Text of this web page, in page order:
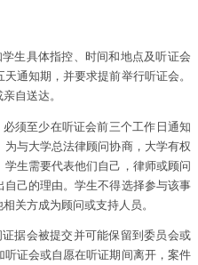
生具体指控、时间和地点及听证会
通知期，并要求提前举行听证会。
自送达。
须至少在听证会前三个工作日通知
与大学总法律顾问协商，大学有权
生需要代表他们自己，律师或顾问
己的理由。学生不得选择参与该事
关方成为顾问或支持人员。
据会被提交并可能保留到委员会或
证会或自愿在听证期间离开，案件